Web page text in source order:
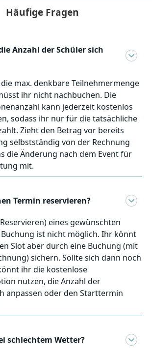
Häufige Fragen
Anzahl der Schüler sich
max. denkbare Teilnehmermenge
ihr nicht nachbuchen. Die
kann jederzeit kostenlos
sodass ihr nur für die tatsächliche
Zieht den Betrag vor bereits
selbstständig von der Rechnung
die Änderung nach dem Event für
mit.
Termin reservieren?
eines gewünschten
ist nicht möglich. Ihr könnt
Slot aber durch eine Buchung (mit
sichern. Sollte sich dann noch
ihr die kostenlose
nutzen, die Anzahl der
anpassen oder den Starttermin
schlechtem Wetter?